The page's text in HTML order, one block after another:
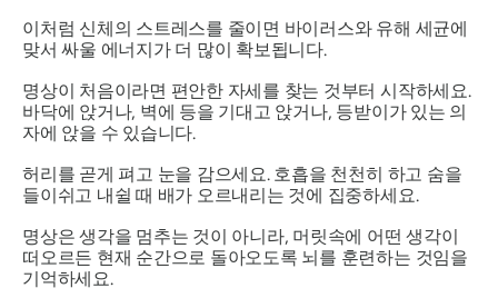
이처럼 신체의 스트레스를 줄이면 바이러스와 유해 세균에
맞서 싸울 에너지가 더 많이 확보됩니다.
명상이 처음이라면 편안한 자세를 찾는 것부터 시작하세요.
바닥에 앉거나, 벽에 등을 기대고 앉거나, 등받이가 있는 의
자에 앉을 수 있습니다.
허리를 곧게 펴고 눈을 감으세요. 호흡을 천천히 하고 숨을
들이쉬고 내쉴 때 배가 오르내리는 것에 집중하세요.
명상은 생각을 멈추는 것이 아니라, 머릿속에 어떤 생각이
떠오르든 현재 순간으로 돌아오도록 뇌를 훈련하는 것임을
기억하세요.